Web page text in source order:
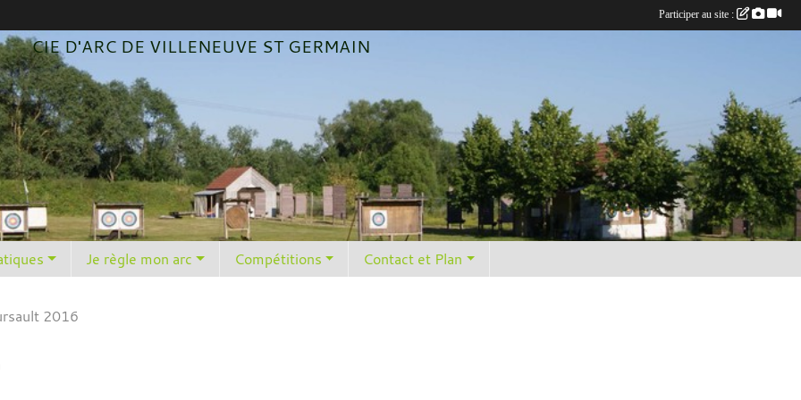
CIE D'ARC DE VILLENEUVE ST GERMAIN
Je règle mon arc Compétitions Contact et Plan
2016
Participer au site :